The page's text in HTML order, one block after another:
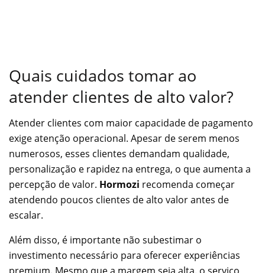
Quais cuidados tomar ao
atender clientes de alto valor?
Atender clientes com maior capacidade de pagamento
exige atenção operacional. Apesar de serem menos
numerosos, esses clientes demandam qualidade,
personalização e rapidez na entrega, o que aumenta a
percepção de valor. Hormozi recomenda começar
atendendo poucos clientes de alto valor antes de
escalar.
Além disso, é importante não subestimar o
investimento necessário para oferecer experiências